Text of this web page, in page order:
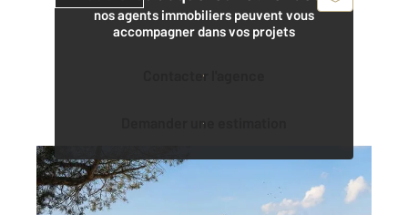
nos agents immobiliers peuvent vous
accompagner dans vos projets
Contacter l'agence
Demander une estimation
PORTO VECCHIO 201
57,89 m2, 2 pièces
Ref : 1137